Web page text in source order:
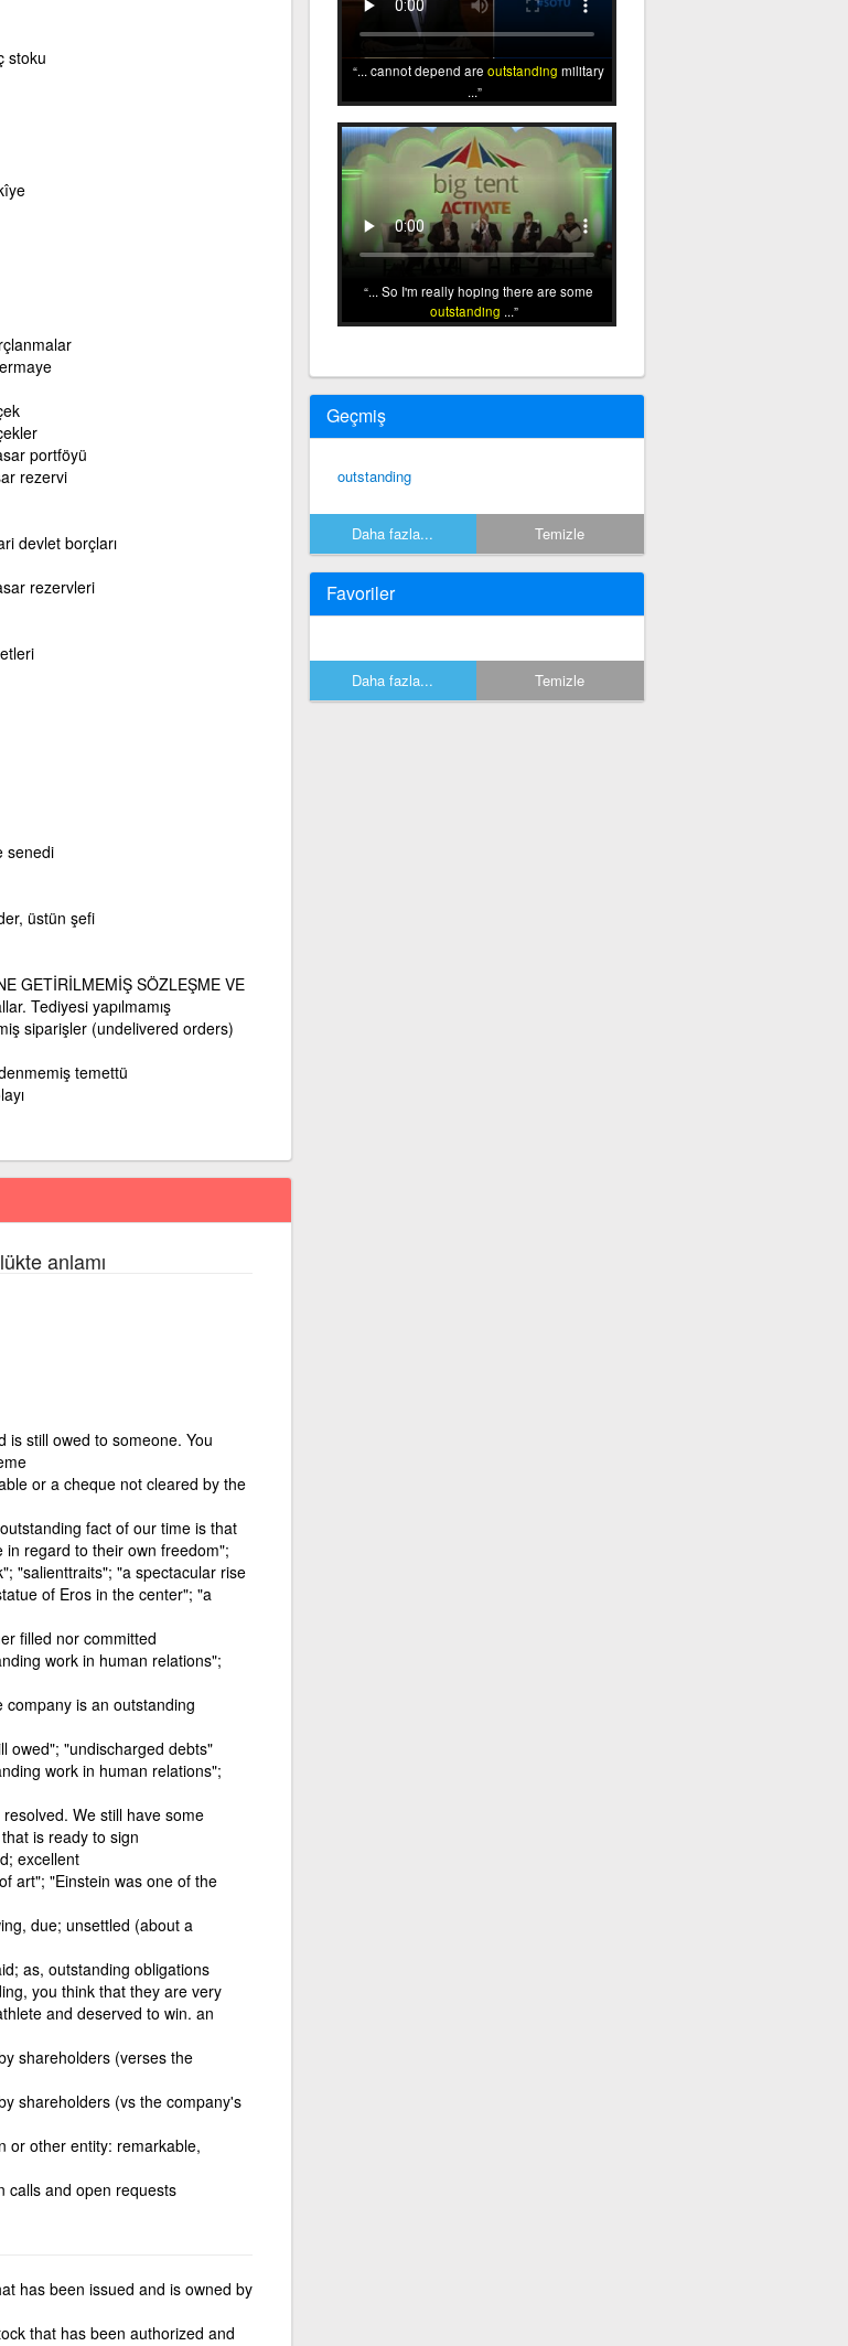
stoku
portföyü
rezervi
devlet borçları
rezervleri
senedi
üstün şefi
GETİRİLMEMİŞ SÖZLEŞME VE
Tediyesi yapılmamış
siparişler (undelivered orders)
temettü
anlamı
is still owed to someone. You
or a cheque not cleared by the
fact of our time is that
regard to their own freedom";
"salienttraits"; "a spectacular rise
of Eros in the center"; "a
filled nor committed
work in human relations";
is an outstanding
owed"; "undischarged debts"
work in human relations";
We still have some
is ready to sign
excellent
art"; "Einstein was one of the
due; unsettled (about a
as, outstanding obligations
you think that they are very
and deserved to win. an
shareholders (verses the
shareholders (vs the company's
or other entity: remarkable,
calls and open requests
has been issued and is owned by
that has been authorized and
... cannot depend are outstanding military
...
... So I'm really hoping there are some
outstanding ...
Geçmiş
outstanding
Daha fazla... Temizle
Favoriler
Daha fazla... Temizle